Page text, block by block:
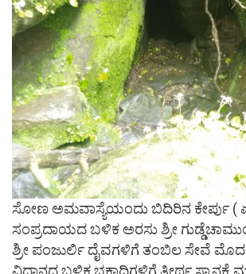
ಸೋಣ ಅಮವಾಸ್ಯೆಯಂದು ಬಿದಿರಿನ ಕೇರ್ಪು (
ಸಂಪ್ರದಾಯದ ಬಳಿಕ ಅರಸು ಶ್ರೀ
ಶ್ರೀ ಪಂಜುರ್ಲಿ ದೈವಗಳಿಗೆ ತಂಬಿಲ ಸೇವೆ
ವಿಧಾನದ ಬಳಿಕ ಭಕ್ತಾದಿಗಳಿಗೆ ತೀರ್ಥ ಸ್ನಾನಕ್ಕೆ